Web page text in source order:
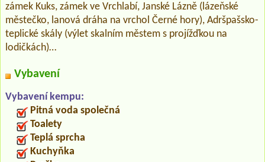
zámek Kuks, zámek ve Vrchlabí, Janské Lázně (lázeňské
městečko, lanová dráha na vrchol Černé hory), Adršpašsko-
teplické skály (výlet skalním městem s projížďkou na
lodičkách)…
Vybavení
Vybavení kempu:
Pitná voda společná
Toalety
Teplá sprcha
Kuchyňka